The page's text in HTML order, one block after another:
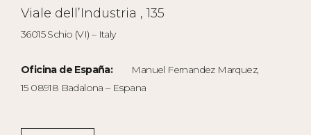
Viale dell’Industria , 135
36015 Schio (VI) – Italy
Oficina de España:Manuel Fernandez Marquez,
15 08918 Badalona – Espana